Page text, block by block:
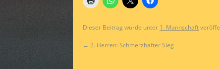
Dieser Beitrag wurde unter 1. Mannschaft
← 2. Herren: Schmerzhafter Sieg